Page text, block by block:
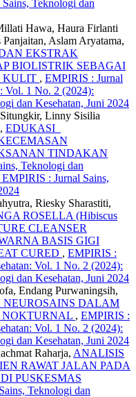
Teknologi dan
Hawa, Haura Firlanti
Aslam Aryatama,
EKSTRAK
BIOLISTRIK SEBAGAI
KULIT , EMPIRIS : Jurnal
Vol. 1 No. 2 (2024):
dan Kesehatan, Juni 2024
Linny Sisilia
EDUKASI
TINDAKAN
Teknologi dan
: Jurnal Sains,
Riesky Sharastiti,
ROSELLA (Hibiscus
CLEANSER
BASIS GIGI
CURED , EMPIRIS :
Vol. 1 No. 2 (2024):
dan Kesehatan, Juni 2024
Endang Purwaningsih,
NEUROSAINS DALAM
NOKTURNAL , EMPIRIS :
Vol. 1 No. 2 (2024):
dan Kesehatan, Juni 2024
Raharja, ANALISIS
RAWAT JALAN PADA
PUSKESMAS
Teknologi dan